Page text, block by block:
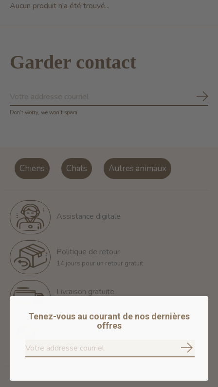
Aucun produit n'a été trouvé...
Garder contact
Don’t worry, we won’t spam
Chiens Chats Autres animaux
Assistance digitale
Politique de retour
14 jours pour un retour gratuit
Livraison gratuite
Paiements 100% sécurisés
Nous assurons des paiements sécurisés
Tenez-vous au courant de nos dernières
offres